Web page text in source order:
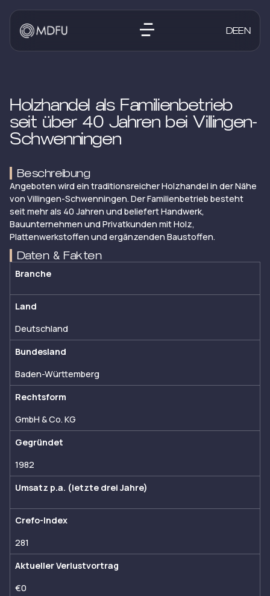
DEEN
Holzhandel als Familienbetrieb
seit über 40 Jahren bei Villingen-
Schwenningen
Beschreibung
Angeboten wird ein traditionsreicher Holzhandel in der Nähe
von Villingen-Schwenningen. Der Familienbetrieb besteht
seit mehr als 40 Jahren und beliefert Handwerk,
Bauunternehmen und Privatkunden mit Holz,
Plattenwerkstoffen und ergänzenden Baustoffen.
Daten & Fakten
Branche
Land
Deutschland
Bundesland
Baden-Württemberg
Rechtsform
GmbH & Co. KG
Gegründet
1982
Umsatz p.a. (letzte drei Jahre)
Crefo-Index
281
Aktueller Verlustvortrag
€0